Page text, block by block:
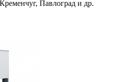
Павлоград и др.